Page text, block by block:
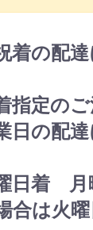
着の配
指定のご
日の配
日着
合は火曜